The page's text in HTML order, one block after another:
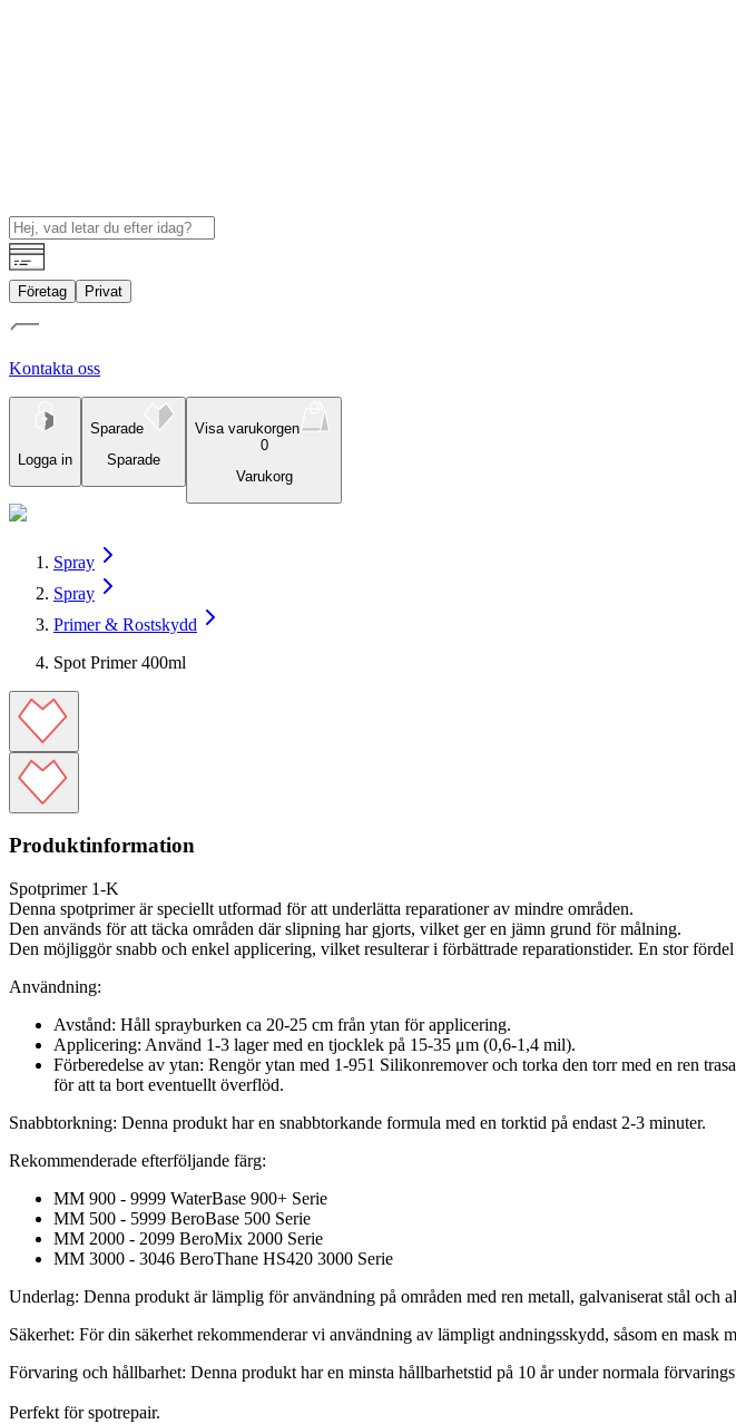
Företag Privat
Kontakta oss
Logga in
Sparade
Sparade
Visa varukorgen
0
Varukorg
Spray
Spray
Primer & Rostskydd
Spot Primer 400ml
Produktinformation
Spotprimer 1-K
Denna spotprimer är speciellt utformad för att underlätta reparationer av mindre områden.
Den används för att täcka områden där slipning har gjorts, vilket ger en jämn grund för målning.
Den möjliggör snabb och enkel applicering, vilket resulterar i förbättrade reparationstider. En stor
Användning:
Avstånd: Håll sprayburken ca 20-25 cm från ytan för applicering.
Applicering: Använd 1-3 lager med en tjocklek på 15-35 μm (0,6-1,4 mil).
Förberedelse av ytan: Rengör ytan med 1-951 Silikonremover och torka den torr med en ren
för att ta bort eventuellt överflöd.
Snabbtorkning: Denna produkt har en snabbtorkande formula med en torktid på endast 2-3 minuter.
Rekommenderade efterföljande färg:
MM 900 - 9999 WaterBase 900+ Serie
MM 500 - 5999 BeroBase 500 Serie
MM 2000 - 2099 BeroMix 2000 Serie
MM 3000 - 3046 BeroThane HS420 3000 Serie
Underlag: Denna produkt är lämplig för användning på områden med ren metall, galvaniserat stål och
Säkerhet: För din säkerhet rekommenderar vi användning av lämpligt andningsskydd, såsom en
Förvaring och hållbarhet: Denna produkt har en minsta hållbarhetstid på 10 år under normala
Perfekt för spotrepair.